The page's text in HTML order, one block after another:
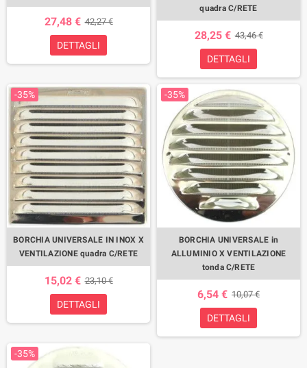
27,48 € 42,27 €
DETTAGLI
quadra C/RETE
28,25 € 43,46 €
DETTAGLI
-35%
BORCHIA UNIVERSALE IN INOX X
VENTILAZIONE quadra C/RETE
15,02 € 23,10 €
DETTAGLI
-35%
BORCHIA UNIVERSALE in
ALLUMINIO X VENTILAZIONE
tonda C/RETE
6,54 € 10,07 €
DETTAGLI
-35%